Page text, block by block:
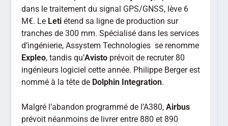
dans le traitement du signal GPS/GNSS, lève 6
M€. Le Letiétend sa ligne de production sur
tranches de 300 mm. Spécialisé dans les services
d’ingénierie, Assystem Technologies se renomme
Expleo, tandis qu’Avisto prévoit de recruter 80
ingénieurs logiciel cette année. Philippe Berger est
nommé à la tête de Dolphin Integration.
Malgré l’abandon programmé de l’A380,Airbus
prévoit néanmoins de livrer entre 880 et 890